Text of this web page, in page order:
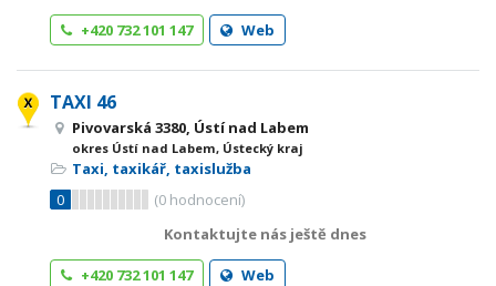
+420 732 101 147 Web
TAXI 46
Pivovarská 3380, Ústí nad Labem
okres Ústí nad Labem, Ústecký kraj
Taxi, taxikář, taxislužba
0
(0 hodnocení)
Kontaktujte nás ještě dnes
+420 732 101 147 Web